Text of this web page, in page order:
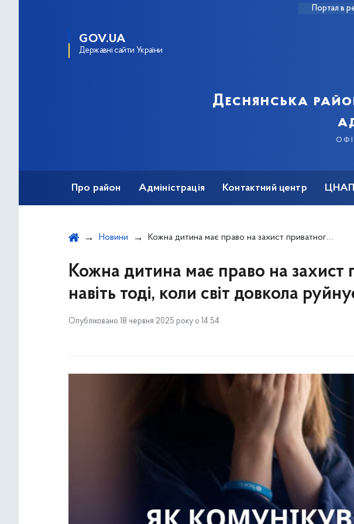
Портал в
GOV.UA
Державні сайти України
Деснянська
Про район Адміністрація Контактний центр ЦНАП
Новини Кожна дитина має право на захист приватного життя — навіть тоді, коли світ довкола руйнується
Кожна дитина має право на захист
навіть тоді, коли світ довкола
Опубліковано 18 червня 2025 року о 14:54